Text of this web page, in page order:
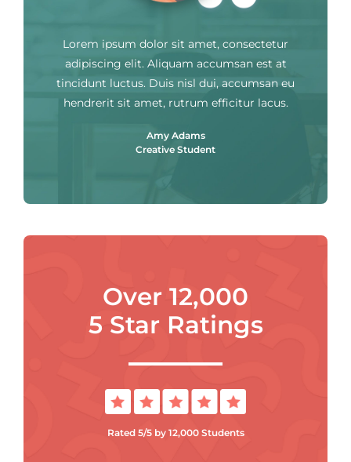
Lorem ipsum dolor sit amet, consectetur
adipiscing elit. Aliquam accumsan est at
tincidunt luctus. Duis nisl dui, accumsan eu
hendrerit sit amet, rutrum efficitur lacus.
Amy Adams
Creative Student
Over 12,000
5 Star Ratings
Rated 5/5 by 12,000 Students